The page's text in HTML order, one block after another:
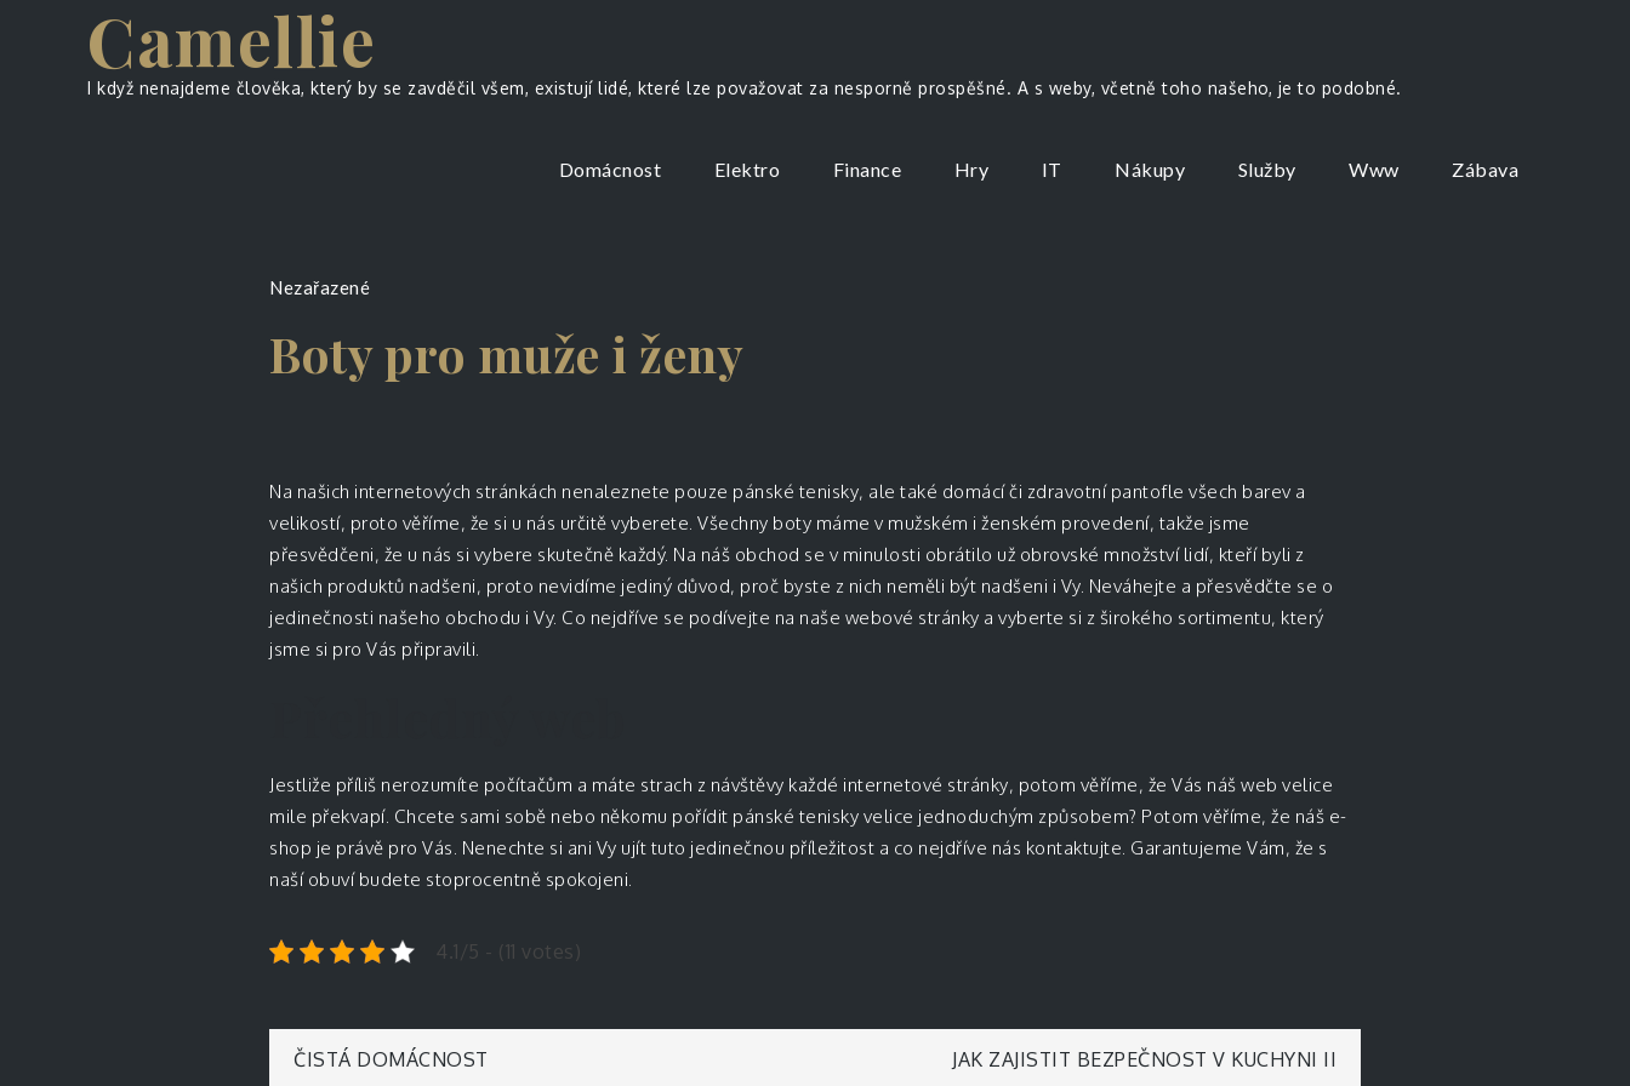
Camellie
I když nenajdeme člověka, který by se zavděčil všem, existují lidé, které lze považovat za nesporně prospěšné. A s weby, včetně toho našeho, je to podobné.
Domácnost Elektro Finance Hry IT Nákupy Služby Www Zábava
Nezařazené
Boty pro muže i ženy
Na našich internetových stránkách nenaleznete pouze pánské tenisky, ale také domácí či zdravotní pantofle všech barev a
velikostí, proto věříme, že si u nás určitě vyberete. Všechny boty máme v mužském i ženském provedení, takže jsme
přesvědčeni, že u nás si vybere skutečně každý. Na náš obchod se v minulosti obrátilo už obrovské množství lidí, kteří byli z
našich produktů nadšeni, proto nevidíme jediný důvod, proč byste z nich neměli být nadšeni i Vy. Neváhejte a přesvědčte se o
jedinečnosti našeho obchodu i Vy. Co nejdříve se podívejte na naše webové stránky a vyberte si z širokého sortimentu, který
jsme si pro Vás připravili.
Jestliže příliš nerozumíte počítačům a máte strach z návštěvy každé internetové stránky, potom věříme, že Vás náš web velice
mile překvapí. Chcete sami sobě nebo někomu pořídit pánské tenisky velice jednoduchým způsobem? Potom věříme, že náš e-
shop je právě pro Vás. Nenechte si ani Vy ujít tuto jedinečnou příležitost a co nejdříve nás kontaktujte. Garantujeme Vám, že s
naší obuví budete stoprocentně spokojeni.
4.1/5 - (11 votes)
ČISTÁ DOMÁCNOST JAK ZAJISTIT BEZPEČNOST V KUCHYNI II